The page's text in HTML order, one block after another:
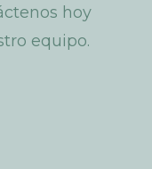
hoy
equipo.